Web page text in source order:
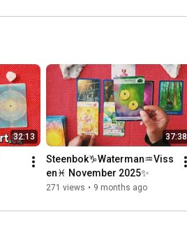
32:13 37:38
Steenbok♑️Waterman♒️Viss
en♓️ November 2025✨️
271 views • 9 months ago